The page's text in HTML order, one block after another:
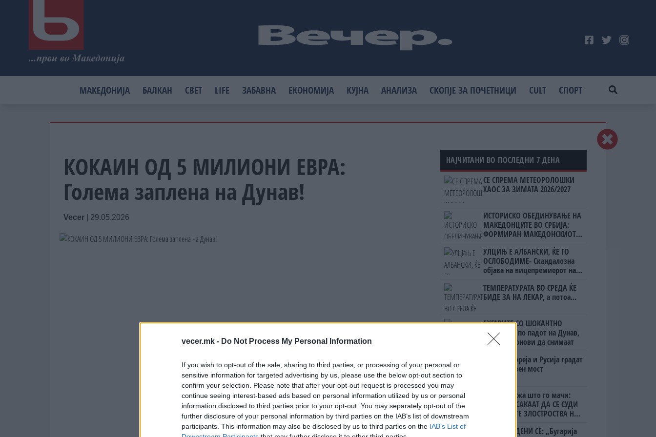
vecer.mk - Do Not Process My Personal Information
If you wish to opt-out of the sale, sharing to third parties, or processing of your personal or
sensitive information for targeted advertising by us, please use the below opt-out section to
confirm your selection. Please note that after your opt-out request is processed you may
continue seeing interest-based ads based on personal information utilized by us or personal
information disclosed to third parties prior to your opt-out. You may separately opt-out of the
further disclosure of your personal information by third parties on the IAB’s list of downstream
participants. This information may also be disclosed by us to third parties on the IAB’s List of
МАКЕДОНИЈА БАЛКАН СВЕТ LIFE ЗАБАВНА ЕКОНОМИЈА КУЈНА АНАЛИЗА СКОПЈЕ ЗА ПОЧЕТНИЦИ CULT СПОРТ
КОКАИН ОД 5 МИЛИОНИ ЕВРА:
Голема заплена на Дунав!
Vecer 29.05.2026
НАЈЧИТАНИ ВО ПОСЛЕДНИ 7 ДЕНА
СЕ СПРЕМА МЕТЕОРОЛОШКИ
ХАОС ЗА ЗИМАТА 2026/2027
ИСТОРИСКО ОБЕДИНУВАЊЕ НА
МАКЕДОНЦИТЕ ВО СРБИЈА:
ФОРМИРАН МАКЕДОНСКИОТ
УЛЦИЊ Е АЛБАНСКИ, ЌЕ ГО
ОСЛОБОДИМЕ- Скандалозна
објава на вицепремиерот на
ТЕМПЕРАТУРАТА ВО СРЕДА ЌЕ
БИДЕ ЗА НА ЛЕКАР, а потоа...
БУГАРИТЕ СО ШОКАНТНО
ОТКРИТИЕ по падот на Дунав,
кренаа дронови да снимаат
Северна Кореја и Русија градат
мистериозен мост
Ахмети кажа што го мачи:
СЛУШАМ, САКААТ ДА СЕ СУДИ
ЗА ВОЕНИТЕ ЗЛОСТРОСТВА НА
ПРЕДУПРЕДЕНИ СЕ: „Бугарија